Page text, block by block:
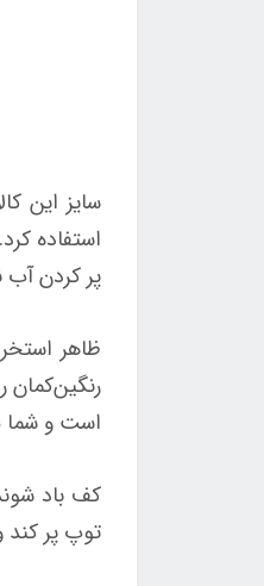
استفاده
پر کردن
ظاهر
رنگین‌کمان
است و شما
کف باد
توپ پر کند